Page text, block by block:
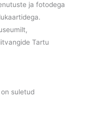
ja fotodega
Tartu
on suletud